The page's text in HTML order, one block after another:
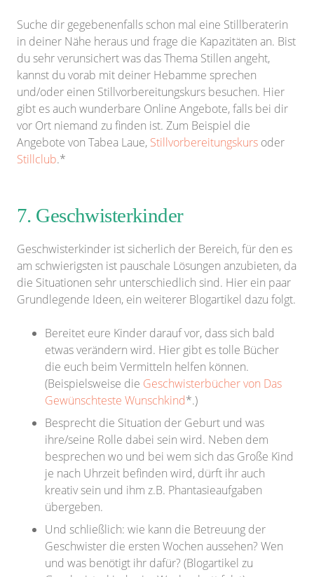
Suche dir gegebenenfalls schon mal eine Stillberaterin
in deiner Nähe heraus und frage die Kapazitäten an. Bist
du sehr verunsichert was das Thema Stillen angeht,
kannst du vorab mit deiner Hebamme sprechen
und/oder einen Stillvorbereitungskurs besuchen. Hier
gibt es auch wunderbare Online Angebote, falls bei dir
vor Ort niemand zu finden ist. Zum Beispiel die
Angebote von Tabea Laue, Stillvorbereitungskurs oder
Stillclub.*
7. Geschwisterkinder
Geschwisterkinder ist sicherlich der Bereich, für den es
am schwierigsten ist pauschale Lösungen anzubieten, da
die Situationen sehr unterschiedlich sind. Hier ein paar
Grundlegende Ideen, ein weiterer Blogartikel dazu folgt.
Bereitet eure Kinder darauf vor, dass sich bald
etwas verändern wird. Hier gibt es tolle Bücher
die euch beim Vermitteln helfen können.
(Beispielsweise die Geschwisterbücher von Das
Gewünschteste Wunschkind*.)
Besprecht die Situation der Geburt und was
ihre/seine Rolle dabei sein wird. Neben dem
besprechen wo und bei wem sich das Große Kind
je nach Uhrzeit befinden wird, dürft ihr auch
kreativ sein und ihm z.B. Phantasieaufgaben
übergeben.
Und schließlich: wie kann die Betreuung der
Geschwister die ersten Wochen aussehen? Wen
und was benötigt ihr dafür? (Blogartikel zu